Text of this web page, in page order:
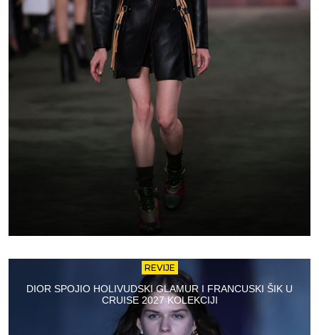
REVIJE
DIOR SPOJIO HOLIVUDSKI GLAMUR I FRANCUSKI ŠIK U
CRUISE 2027 KOLEKCIJI